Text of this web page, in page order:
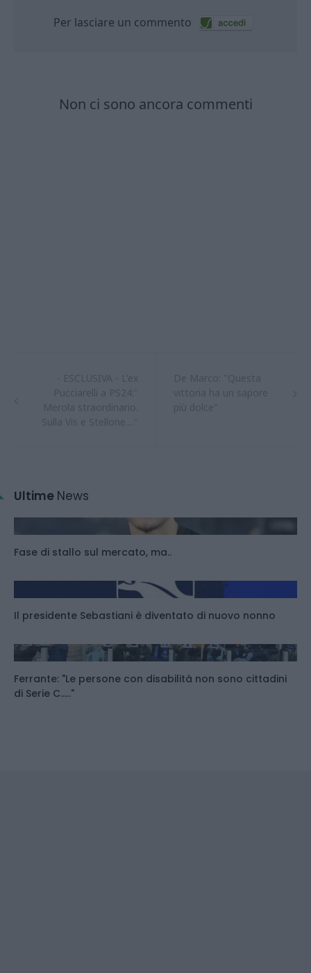
Ultime News
Fase di stallo sul mercato, ma..
Il presidente Sebastiani è diventato di nuovo nonno
Ferrante: "Le persone con disabilità non sono cittadini
di Serie C....."